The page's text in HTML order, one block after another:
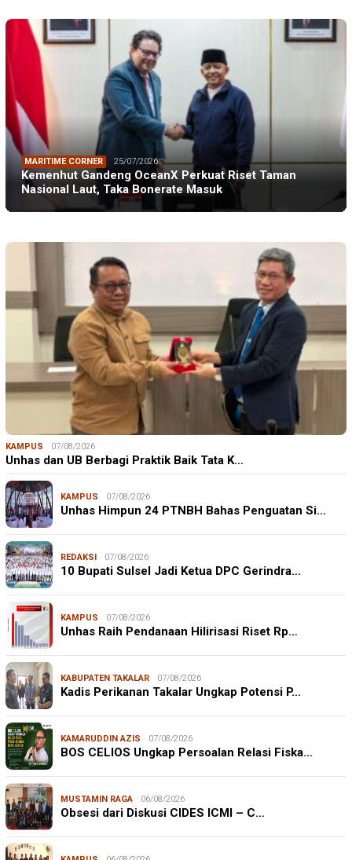
MARITIME CORNER 25/07/2026
Kemenhut Gandeng OceanX Perkuat Riset Taman
Nasional Laut, Taka Bonerate Masuk
KAMPUS 07/08/2026
Unhas dan UB Berbagi Praktik Baik Tata K…
KAMPUS 07/08/2026
Unhas Himpun 24 PTNBH Bahas Penguatan Si…
REDAKSI 07/08/2026
10 Bupati Sulsel Jadi Ketua DPC Gerindra…
KAMPUS 07/08/2026
Unhas Raih Pendanaan Hilirisasi Riset Rp…
KABUPATEN TAKALAR 07/08/2026
Kadis Perikanan Takalar Ungkap Potensi P…
KAMARUDDIN AZIS 07/08/2026
BOS CELIOS Ungkap Persoalan Relasi Fiska…
MUSTAMIN RAGA 06/08/2026
Obsesi dari Diskusi CIDES ICMI – C…